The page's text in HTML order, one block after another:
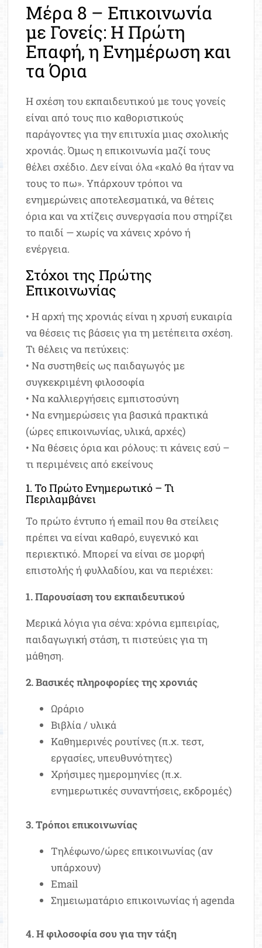
Μέρα 8 – Επικοινωνία
με Γονείς: Η Πρώτη
Επαφή, η Ενημέρωση και
τα Όρια
Η σχέση του εκπαιδευτικού με τους γονείς
είναι από τους πιο καθοριστικούς
παράγοντες για την επιτυχία μιας σχολικής
χρονιάς. Όμως η επικοινωνία μαζί τους
θέλει σχέδιο. Δεν είναι όλα «καλό θα ήταν να
τους το πω». Υπάρχουν τρόποι να
ενημερώνεις αποτελεσματικά, να θέτεις
όρια και να χτίζεις συνεργασία που στηρίζει
το παιδί — χωρίς να χάνεις χρόνο ή
ενέργεια.
Στόχοι της Πρώτης
Επικοινωνίας
• Η αρχή της χρονιάς είναι η χρυσή ευκαιρία
να θέσεις τις βάσεις για τη μετέπειτα σχέση.
Τι θέλεις να πετύχεις:
• Να συστηθείς ως παιδαγωγός με
συγκεκριμένη φιλοσοφία
• Να καλλιεργήσεις εμπιστοσύνη
• Να ενημερώσεις για βασικά πρακτικά
(ώρες επικοινωνίας, υλικά, αρχές)
• Να θέσεις όρια και ρόλους: τι κάνεις εσύ –
τι περιμένεις από εκείνους
1. Το Πρώτο Ενημερωτικό – Τι
Περιλαμβάνει
Το πρώτο έντυπο ή email που θα στείλεις
πρέπει να είναι καθαρό, ευγενικό και
περιεκτικό. Μπορεί να είναι σε μορφή
επιστολής ή φυλλαδίου, και να περιέχει:
1. Παρουσίαση του εκπαιδευτικού
Μερικά λόγια για σένα: χρόνια εμπειρίας,
παιδαγωγική στάση, τι πιστεύεις για τη
μάθηση.
2. Βασικές πληροφορίες της χρονιάς
Ωράριο
Βιβλία / υλικά
Καθημερινές ρουτίνες (π.χ. τεστ,
εργασίες, υπευθυνότητες)
Χρήσιμες ημερομηνίες (π.χ.
ενημερωτικές συναντήσεις, εκδρομές)
3. Τρόποι επικοινωνίας
Τηλέφωνο/ώρες επικοινωνίας (αν
υπάρχουν)
Email
Σημειωματάριο επικοινωνίας ή agenda
4. Η φιλοσοφία σου για την τάξη